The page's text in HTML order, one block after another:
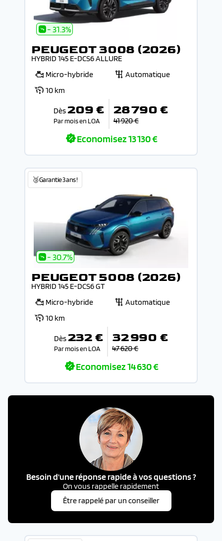
- 31.3%
PEUGEOT 3008 (2026)
HYBRID 145 E-DCS6 ALLURE
Micro-hybride
Automatique
10 km
Dès 209 €
Par mois en LOA
28 790 €
41 920 €
Economisez13 130 €
🥉Garantie 3 ans !
- 30.7%
PEUGEOT 5008 (2026)
HYBRID 145 E-DCS6 GT
Micro-hybride
Automatique
10 km
Dès 232 €
Par mois en LOA
32 990 €
47 620 €
Economisez14 630 €
Besoin d'une réponse rapide à vos questions ?
On vous rappelle rapidement
Être rappelé par un conseiller